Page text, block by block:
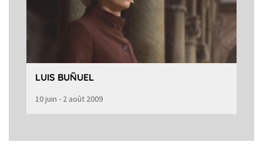
LUIS BUÑUEL
10 juin - 2 août 2009